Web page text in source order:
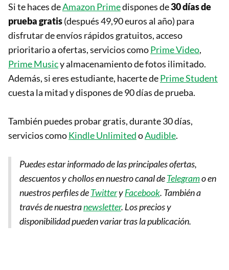
Si te haces deAmazon Primedispones de30 días de
prueba gratis(después 49,90 euros al año) para
disfrutar de envíos rápidos gratuitos, acceso
prioritario a ofertas, servicios comoPrime Video,
Prime Musicy almacenamiento de fotos ilimitado.
Además, si eres estudiante, hacerte dePrime Student
cuesta la mitad y dispones de 90 días de prueba.
También puedes probar gratis, durante 30 días,
servicios comoKindle UnlimitedoAudible.
Puedes estar informado de las principales ofertas,
descuentos y chollos en nuestro canal deTelegramo en
nuestros perfiles deTwitteryFacebook. También a
través de nuestranewsletter. Los precios y
disponibilidad pueden variar tras la publicación.